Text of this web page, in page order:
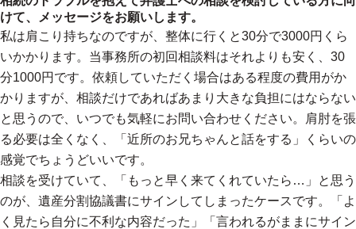
けて、メッセージをお願いします。
私は肩こり持ちなのですが、整体に行くと30分で3000円くら
いかかります。当事務所の初回相談料はそれよりも安く、30
分1000円です。依頼していただく場合はある程度の費用がか
かりますが、相談だけであればあまり大きな負担にはならない
と思うので、いつでも気軽にお問い合わせください。肩肘を張
る必要は全くなく、「近所のお兄ちゃんと話をする」くらいの
感覚でちょうどいいです。
相談を受けていて、「もっと早く来てくれていたら…」と思う
のが、遺産分割協議書にサインしてしまったケースです。「よ
く見たら自分に不利な内容だった」「言われるがままにサイン